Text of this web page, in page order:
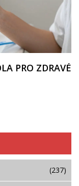
PRO ZDRAVÉ
(237)